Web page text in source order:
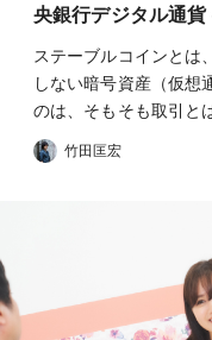
央銀行デジタル通貨
ステーブルコインとは
しない暗号資産（仮想
のは、そもそも取引と
竹田匡宏